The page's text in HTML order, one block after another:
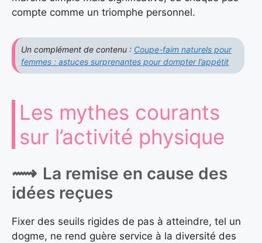
compte comme un triomphe personnel.
Un complément de contenu : Coupe-faim naturels pour
femmes : astuces surprenantes pour dompter l’appétit
Les mythes courants
sur l’activité physique
La remise en cause des
idées reçues
Fixer des seuils rigides de pas à atteindre, tel un
dogme, ne rend guère service à la diversité des